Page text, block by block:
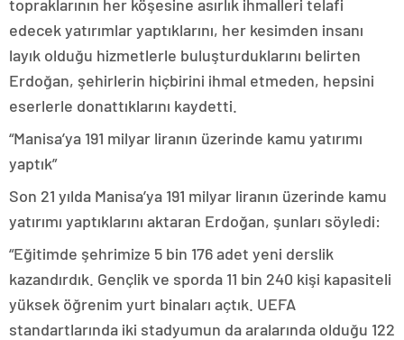
topraklarının her köşesine asırlık ihmalleri telafi
edecek yatırımlar yaptıklarını, her kesimden insanı
layık olduğu hizmetlerle buluşturduklarını belirten
Erdoğan, şehirlerin hiçbirini ihmal etmeden, hepsini
eserlerle donattıklarını kaydetti.
“Manisa’ya 191 milyar liranın üzerinde kamu yatırımı
yaptık”
Son 21 yılda Manisa’ya 191 milyar liranın üzerinde kamu
yatırımı yaptıklarını aktaran Erdoğan, şunları söyledi:
“Eğitimde şehrimize 5 bin 176 adet yeni derslik
kazandırdık. Gençlik ve sporda 11 bin 240 kişi kapasiteli
yüksek öğrenim yurt binaları açtık. UEFA
standartlarında iki stadyumun da aralarında olduğu 122